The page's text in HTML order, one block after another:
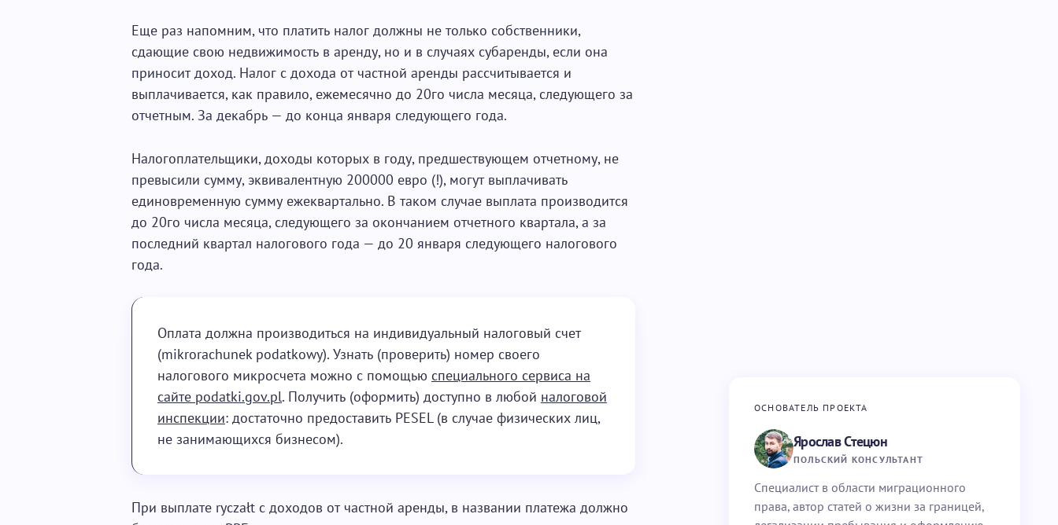
Еще раз напомним, что платить налог должны не только собственники,
сдающие свою недвижимость в аренду, но и в случаях субаренды, если она
приносит доход. Налог с дохода от частной аренды рассчитывается и
выплачивается, как правило, ежемесячно до 20го числа месяца, следующего за
отчетным. За декабрь — до конца января следующего года.
Налогоплательщики, доходы которых в году, предшествующем отчетному, не
превысили сумму, эквивалентную 200000 евро (!), могут выплачивать
единовременную сумму ежеквартально. В таком случае выплата производится
до 20го числа месяца, следующего за окончанием отчетного квартала, а за
последний квартал налогового года — до 20 января следующего налогового
года.
Оплата должна производиться на индивидуальный налоговый счет
(mikrorachunek podatkowy). Узнать (проверить) номер своего
налогового микросчета можно с помощью специального сервиса на
сайте podatki.gov.pl. Получить (оформить) доступно в любой налоговой
инспекции: достаточно предоставить PESEL (в случае физических лиц,
не занимающихся бизнесом).
При выплате ryczałt с доходов от частной аренды, в названии платежа должно
ОСНОВАТЕЛЬ ПРОЕКТА
Ярослав Стецюн
ПОЛЬСКИЙ КОНСУЛЬТАНТ
Специалист в области миграционного
права, автор статей о жизни за границей,